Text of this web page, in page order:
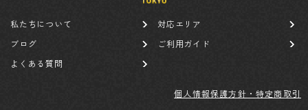
私たちについて
対応エリア
ブログ
ご利用ガイド
よくある質問
個人情報保護方針・特定商取引